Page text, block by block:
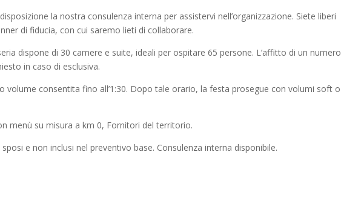
la nostra consulenza interna per assistervi nell’organizzazione. Siete liberi
di fiducia, con cui saremo lieti di collaborare.
dispone di 30 camere e suite, ideali per ospitare 65 persone. L’affitto di un numero
in caso di esclusiva.
volume consentita fino all’1:30. Dopo tale orario, la festa prosegue con volumi soft o
menù su misura a km 0, Fornitori del territorio.
e non inclusi nel preventivo base. Consulenza interna disponibile.